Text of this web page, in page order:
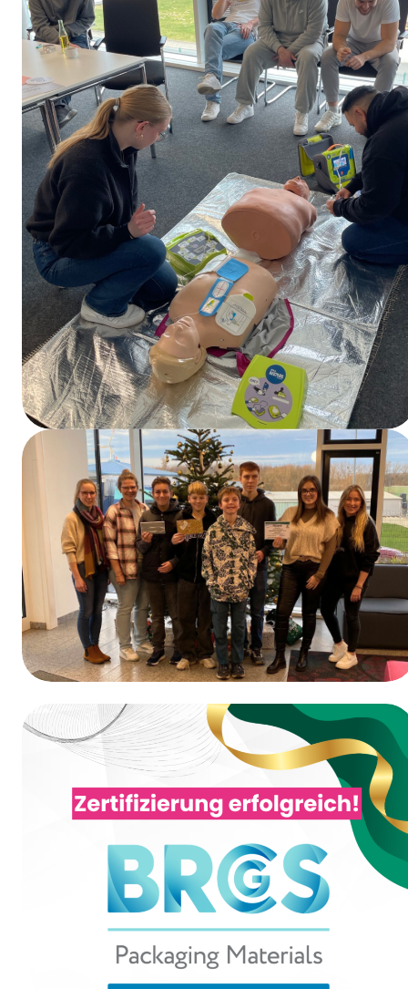
Erste-Hilfe-Schulung
Gewinner des Gewinnspiels vom Tag der
Ausbildung